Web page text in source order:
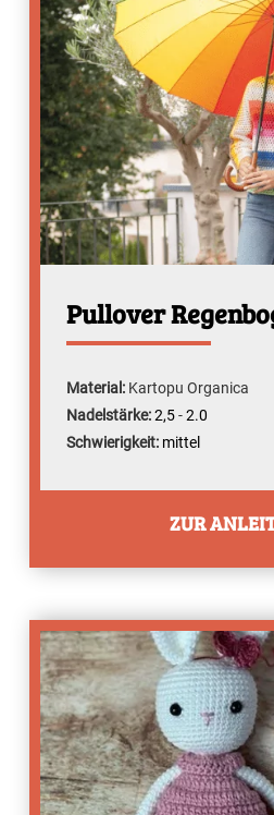
Pullover
Material: Kartopu Organica
Nadelstärke:2,5-2.0
Schwierigkeit: mittel
ZUR